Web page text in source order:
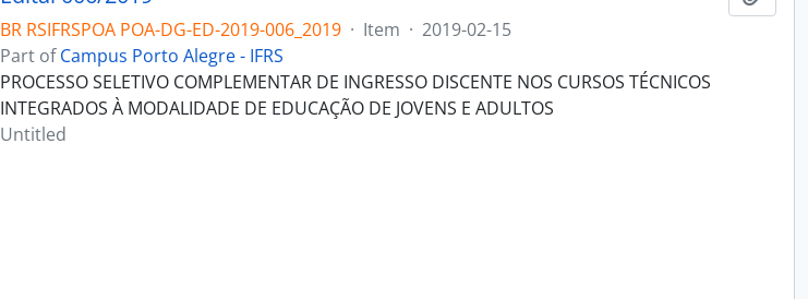
BR RSIFRSPOA POA-DG-ED-2019-006_2019 · Item · 2019-02-15
Part ofCampus Porto Alegre - IFRS
PROCESSO SELETIVO COMPLEMENTAR DE INGRESSO DISCENTE NOS CURSOS TÉCNICOS
INTEGRADOS À MODALIDADE DE EDUCAÇÃO DE JOVENS E ADULTOS
Untitled